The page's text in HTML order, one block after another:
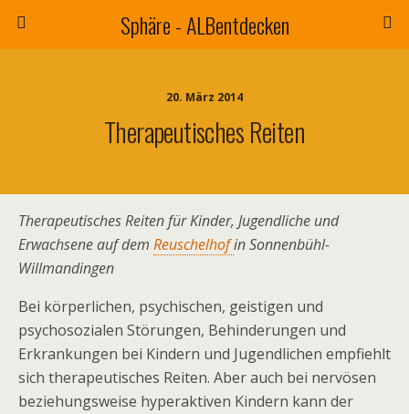
Sphäre - ALBentdecken
20. März 2014
Therapeutisches Reiten
Therapeutisches Reiten für Kinder, Jugendliche und
Erwachsene auf dem Reuschelhofin Sonnenbühl-
Willmandingen
Bei körperlichen, psychischen, geistigen und
psychosozialen Störungen, Behinderungen und
Erkrankungen bei Kindern und Jugendlichen empfiehlt
sich therapeutisches Reiten. Aber auch bei nervösen
beziehungsweise hyperaktiven Kindern kann der